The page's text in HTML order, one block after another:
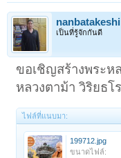
nanbatakeshi
เป็นที่รู้จักกันดี
ขอเชิญสร้างพระห
หลวงตาม้า วิริยธโร
ไฟล์ที่แนบมา:
199712.jpg
ขนาดไฟล์: